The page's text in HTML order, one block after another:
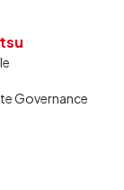
Governance